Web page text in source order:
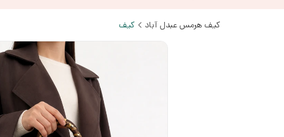
کیف هرمس عبدل آباد کیف